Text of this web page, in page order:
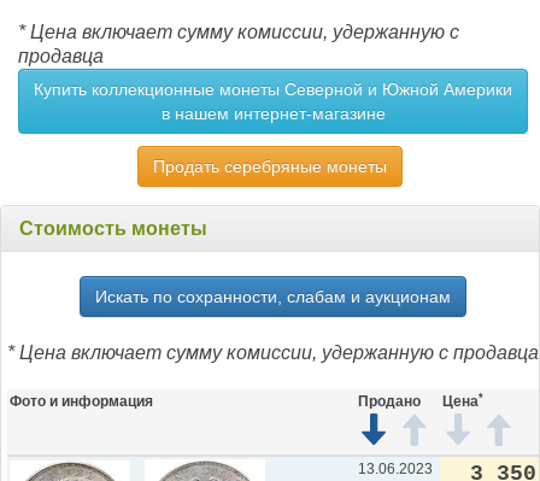
* Цена включает сумму комиссии, удержанную с
продавца
Купить коллекционные монеты Северной и Южной Америки
в нашем интернет-магазине
Продать серебряные монеты
Стоимость монеты
Искать по сохранности, слабам и аукционам
* Цена включает сумму комиссии, удержанную с продавца
Фото и информация Продано Цена*
13.06.2023 3 350